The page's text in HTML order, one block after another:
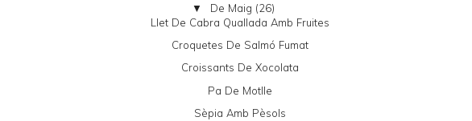
▼ De Maig (26)
Llet De Cabra Quallada Amb Fruites
Croquetes De Salmó Fumat
Croissants De Xocolata
Pa De Motlle
Sèpia Amb Pèsols